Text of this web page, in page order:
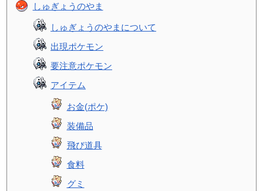
しゅぎょうのやま
しゅぎょうのやまについて
出現ポケモン
要注意ポケモン
アイテム
お金(ポケ)
装備品
飛び道具
食料
グミ